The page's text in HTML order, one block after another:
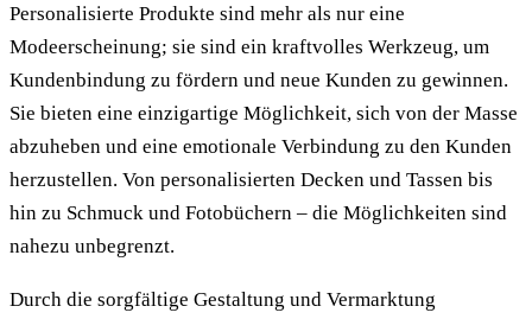
Personalisierte Produkte sind mehr als nur eine
Modeerscheinung; sie sind ein kraftvolles Werkzeug, um
Kundenbindung zu fördern und neue Kunden zu gewinnen.
Sie bieten eine einzigartige Möglichkeit, sich von der Masse
abzuheben und eine emotionale Verbindung zu den Kunden
herzustellen. Von personalisierten Decken und Tassen bis
hin zu Schmuck und Fotobüchern – die Möglichkeiten sind
nahezu unbegrenzt.
Durch die sorgfältige Gestaltung und Vermarktung